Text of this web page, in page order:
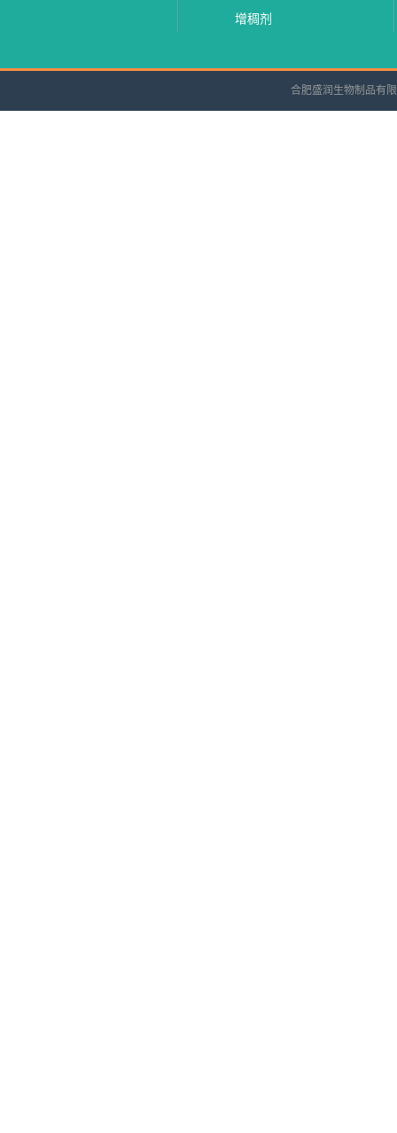
增稠剂
合肥盛润生物制品有